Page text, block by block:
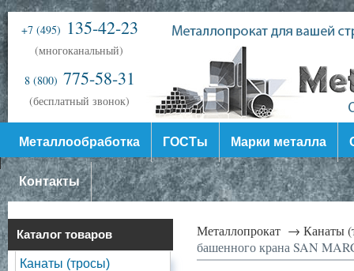
+7 (495) 135-42-23
(многоканальный)
8 (800) 775-58-31
(бесплатный звонок)
Металлообработка ГОСТы Марки металла
Контакты
Каталог товаров
Канаты (тросы)
Металлопрокат → Канаты
башенного крана SAN